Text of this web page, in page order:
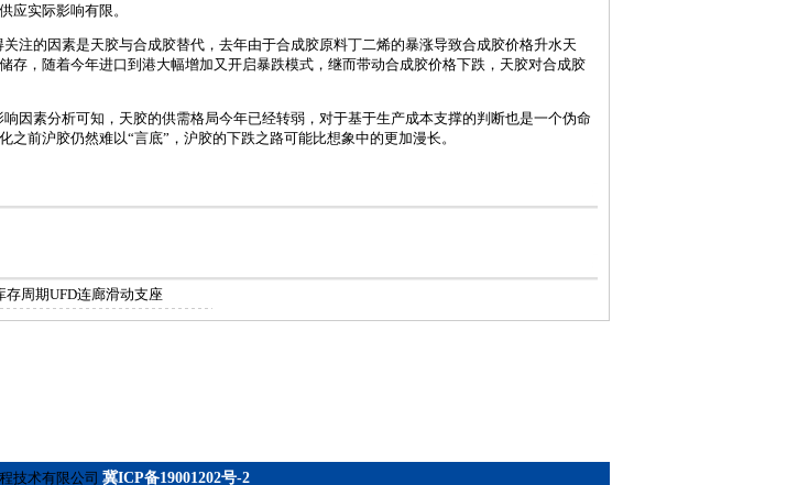
应实际影响有限。
注的因素是天胶与合成胶替代，去年由于合成胶原料丁二烯的暴涨导致合成胶价格升水天
存，随着今年进口到港大幅增加又开启暴跌模式，继而带动合成胶价格下跌，天胶对合成胶
因素分析可知，天胶的供需格局今年已经转弱，对于基于生产成本支撑的判断也是一个伪命
之前沪胶仍然难以“言底”，沪胶的下跌之路可能比想象中的更加漫长。
周期UFD连廊滑动支座
技术有限公司 冀ICP备19001202号-2